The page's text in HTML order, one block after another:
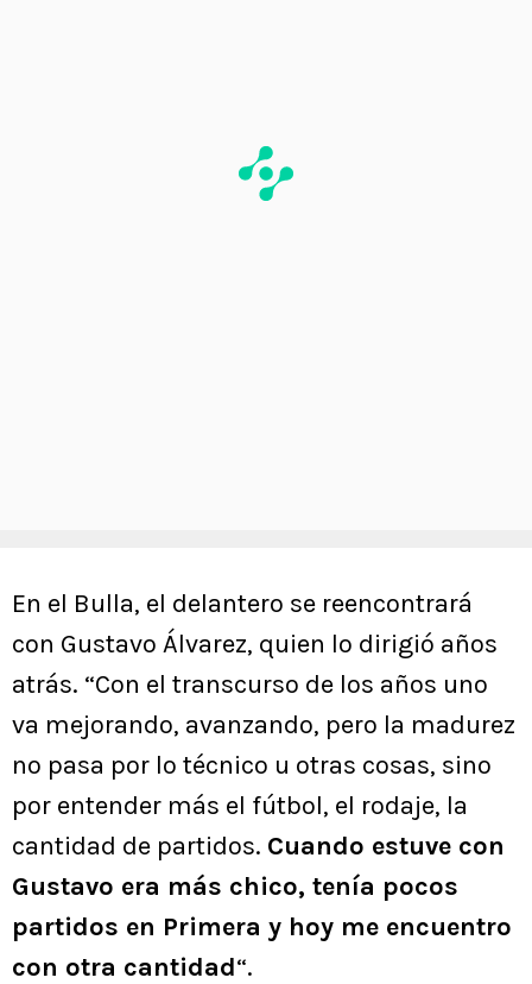
En el Bulla, el delantero se reencontrará
con Gustavo Álvarez, quien lo dirigió años
atrás. “Con el transcurso de los años uno
va mejorando, avanzando, pero la madurez
no pasa por lo técnico u otras cosas, sino
por entender más el fútbol, el rodaje, la
cantidad de partidos. Cuando estuve con
Gustavo era más chico, tenía pocos
partidos en Primera y hoy me encuentro
con otra cantidad“.